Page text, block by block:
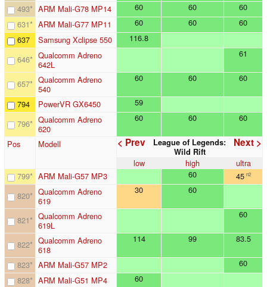
493* ARM Mali-G78 MP14 60 60
60
631* ARM Mali-G77 MP11 60 60
60
637
Samsung Xclipse 550
116.8
646* Qualcomm Adreno
642L
61
657* Qualcomm Adreno
540
60 60 60
794 PowerVR GX6450
59
796* Qualcomm Adreno
620
60 60 60
Pos Modell < Prev Next >
League of Legends:
Wild Rift
low high
ultra
799* ARM Mali-G57 MP3 60 45 n2
820* Qualcomm Adreno
619
30 60
821* Qualcomm Adreno
619L
60
822* Qualcomm Adreno
618
114 99 83.5
823* ARM Mali-G57 MP2
60
828* ARM Mali-G51 MP4
60